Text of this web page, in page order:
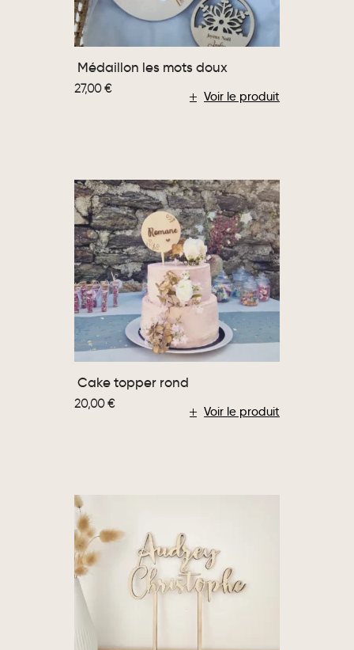
Voir le produit
Médaillon les mots doux
27,00€
Voir le produit
Cake topper rond
20,00€